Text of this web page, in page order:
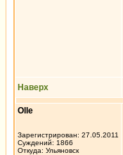
Наверх
Olle
Зарегистрирован: 27.05.2011
Суждений: 1866
Откуда: Ульяновск